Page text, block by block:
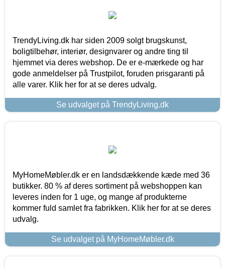
TrendyLiving.dk har siden 2009 solgt brugskunst,
boligtilbehør, interiør, designvarer og andre ting til
hjemmet via deres webshop. De er e-mærkede og har
gode anmeldelser på Trustpilot, foruden prisgaranti på
alle varer. Klik her for at se deres udvalg.
Se udvalget på TrendyLiving.dk
MyHomeMøbler.dk er en landsdækkende kæde med 36
butikker. 80 % af deres sortiment på webshoppen kan
leveres inden for 1 uge, og mange af produkterne
kommer fuld samlet fra fabrikken. Klik her for at se deres
udvalg.
Se udvalget på MyHomeMøbler.dk